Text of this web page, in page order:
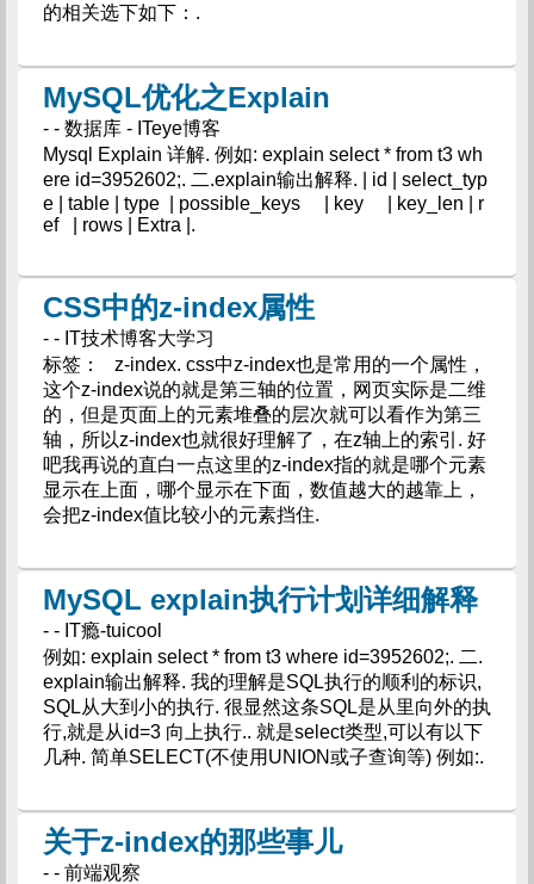
的相关选下如下：.
MySQL优化之Explain
- - 数据库 - ITeye博客
Mysql Explain 详解. 例如: explain select * from t3 wh
ere id=3952602;. 二.explain输出解释. | id | select_typ
e | table | type | possible_keys | key | key_len | r
ef | rows | Extra |.
CSS中的z-index属性
- - IT技术博客大学习
标签： z-index. css中z-index也是常用的一个属性，
这个z-index说的就是第三轴的位置，网页实际是二维
的，但是页面上的元素堆叠的层次就可以看作为第三
轴，所以z-index也就很好理解了，在z轴上的索引. 好
吧我再说的直白一点这里的z-index指的就是哪个元素
显示在上面，哪个显示在下面，数值越大的越靠上，
会把z-index值比较小的元素挡住.
MySQL explain执行计划详细解释
- - IT瘾-tuicool
例如: explain select * from t3 where id=3952602;. 二.
explain输出解释. 我的理解是SQL执行的顺利的标识,
SQL从大到小的执行. 很显然这条SQL是从里向外的执
行,就是从id=3 向上执行.. 就是select类型,可以有以下
几种. 简单SELECT(不使用UNION或子查询等) 例如:.
关于z-index的那些事儿
- - 前端观察